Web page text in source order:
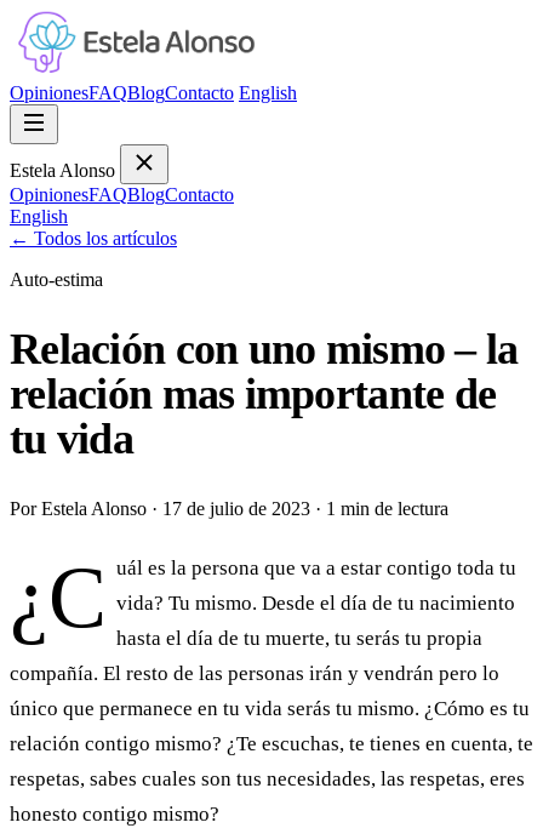
OpinionesFAQBlogContacto English
Estela Alonso
OpinionesFAQBlogContacto
English
← Todos los artículos
Auto-estima
Relación con uno mismo – la
relación mas importante de
tu vida
Por Estela Alonso · 17 de julio de 2023 · 1 min de lectura
¿C
uál es la persona que va a estar contigo toda tu
vida? Tu mismo. Desde el día de tu nacimiento
hasta el día de tu muerte, tu serás tu propia
compañía. El resto de las personas irán y vendrán pero lo
único que permanece en tu vida serás tu mismo. ¿Cómo es tu
relación contigo mismo? ¿Te escuchas, te tienes en cuenta, te
respetas, sabes cuales son tus necesidades, las respetas, eres
honesto contigo mismo?